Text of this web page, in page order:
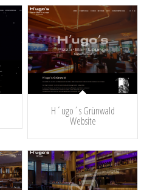
H´ugo´s Grünwald
Website